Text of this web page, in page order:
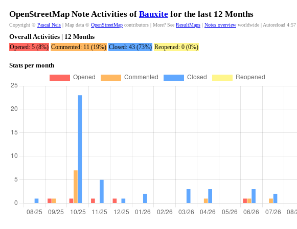
OpenStreetMap Note Activities of Bauxite for the last 12 Months
Copyright © Pascal Neis | Map data © OpenStreetMap contributors | More? See ResultMaps | Notes overview worldwide | Autoreload 4:56
Overall Activities | 12 Months
Opened: 5 (8%) Commented: 11 (19%) Closed: 43 (73%) Reopened: 0 (0%)
Stats per month